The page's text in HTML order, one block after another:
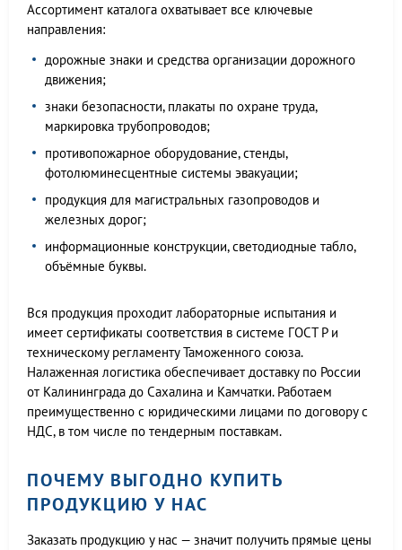
Ассортимент каталога охватывает все ключевые
направления:
дорожные знаки и средства организации дорожного
движения;
знаки безопасности, плакаты по охране труда,
маркировка трубопроводов;
противопожарное оборудование, стенды,
фотолюминесцентные системы эвакуации;
продукция для магистральных газопроводов и
железных дорог;
информационные конструкции, светодиодные табло,
объёмные буквы.
Вся продукция проходит лабораторные испытания и
имеет сертификаты соответствия в системе ГОСТ Р и
техническому регламенту Таможенного союза.
Налаженная логистика обеспечивает доставку по России
от Калининграда до Сахалина и Камчатки. Работаем
преимущественно с юридическими лицами по договору с
НДС, в том числе по тендерным поставкам.
ПОЧЕМУ ВЫГОДНО КУПИТЬ
ПРОДУКЦИЮ У НАС
Заказать продукцию у нас — значит получить прямые цены